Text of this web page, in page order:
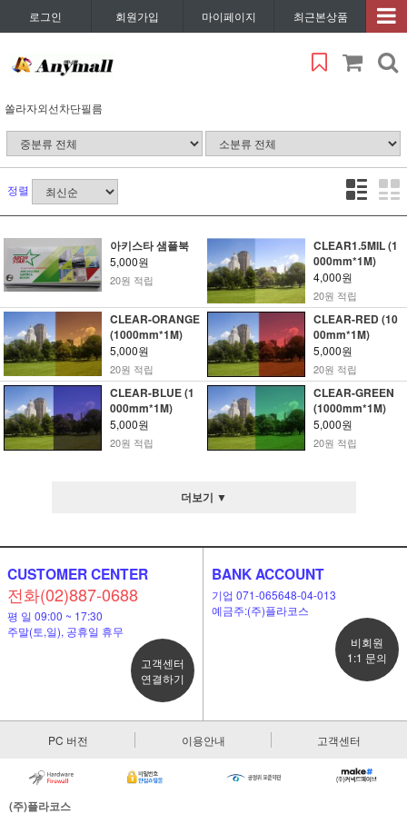
로그인 회원가입 마이페이지 최근본상품
쏠라자외선차단필름
정렬
아키스타 샘플북
5,000원
20원 적립
CLEAR1.5MIL (1
000mm*1M)
4,000원
20원 적립
CLEAR-ORANGE
(1000mm*1M)
5,000원
20원 적립
CLEAR-RED (10
00mm*1M)
5,000원
20원 적립
CLEAR-BLUE (1
000mm*1M)
5,000원
20원 적립
CLEAR-GREEN
(1000mm*1M)
5,000원
20원 적립
더보기 ▼
CUSTOMER CENTER
전화(02)887-0688
평 일 09:00 ~ 17:30
주말(토,일), 공휴일 휴무
고객센터
연결하기
BANK ACCOUNT
기업 071-065648-04-013
예금주:(주)플라코스
비회원
1:1 문의
PC 버전 이용안내 고객센터
(주)플라코스